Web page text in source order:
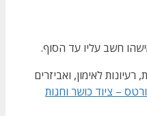
חשב עליו עד הסוף.
לאימון, ואביזרים
– ציוד כושר וחנות